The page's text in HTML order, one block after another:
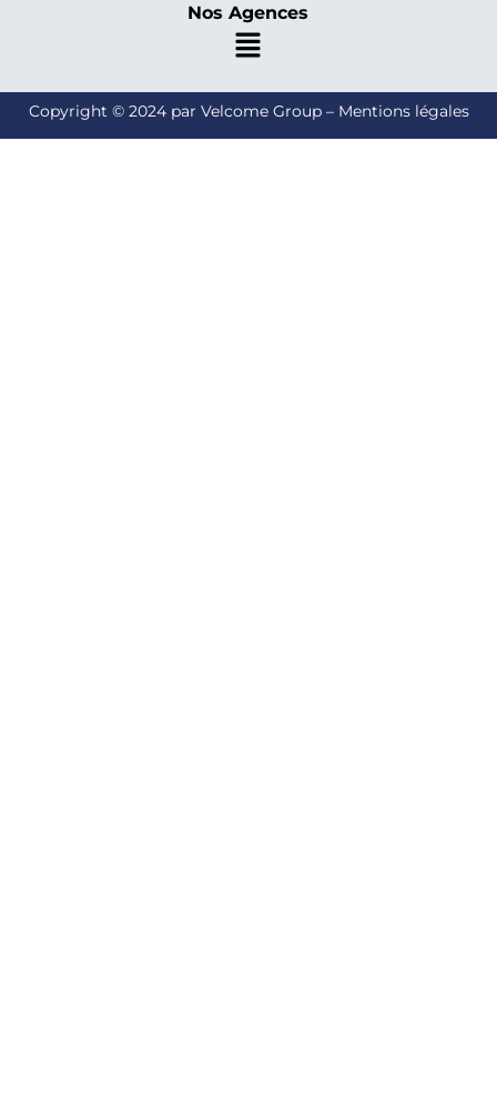
Nos Agences
Copyright © 2024 par Velcome Group – Mentions légales